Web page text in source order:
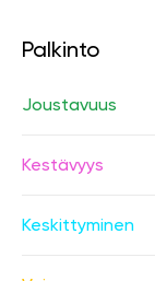
Palkinto
Joustavuus
Kestävyys
Keskittyminen